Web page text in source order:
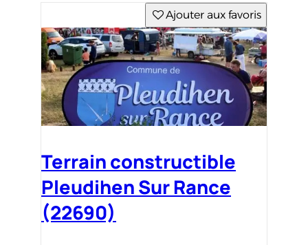
Ajouter aux favoris
Terrain constructible
Pleudihen Sur Rance
(22690)